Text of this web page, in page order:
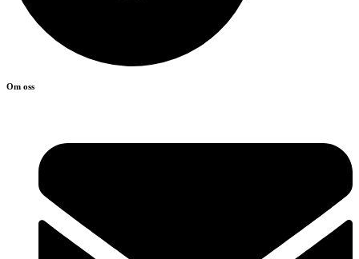
Om oss